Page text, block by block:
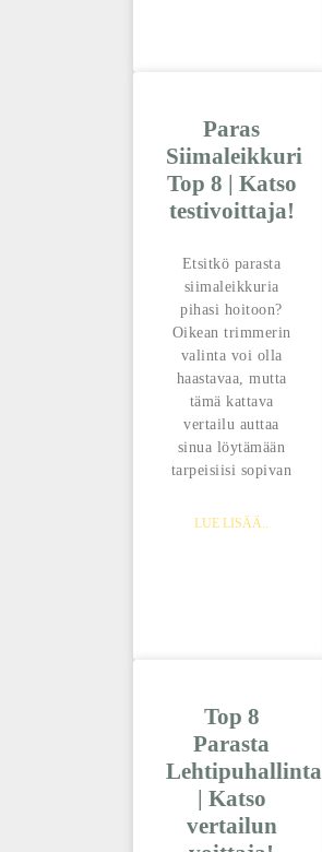
Paras
Siimaleikkuri
Top 8 | Katso
testivoittaja!
Etsitkö parasta
siimaleikkuria
pihasi hoitoon?
Oikean trimmerin
valinta voi olla
haastavaa, mutta
tämä kattava
vertailu auttaa
sinua löytämään
tarpeisiisi sopivan
LUE LISÄÄ..
Top 8
Parasta
Lehtipuhallinta
| Katso
vertailun